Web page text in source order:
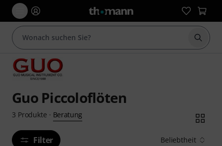
Suche
Guo Piccoloflöten
3 Produkte · Beratung
Filter Beliebtheit